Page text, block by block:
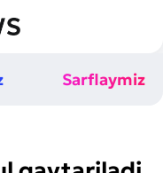
Sarflaymiz